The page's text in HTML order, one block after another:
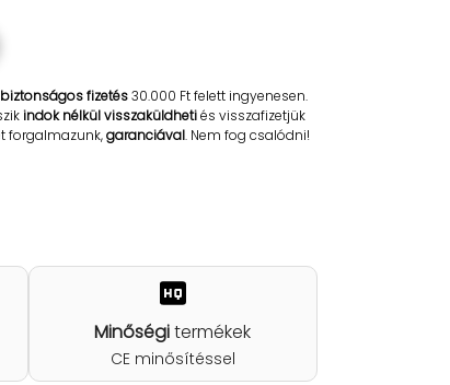
fizetés30.000 Ft felett ingyenesen.
indok nélkül visszaküldhetiés visszafizetjük
forgalmazunk,garanciával. Nem fog csalódni!
Minőségitermékek
CE minősítéssel